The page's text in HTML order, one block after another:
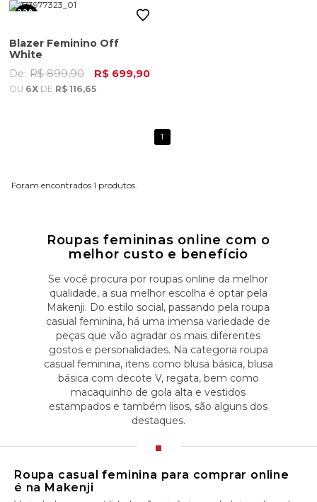
22%
Blazer Feminino Off
White
De: R$ 899,90 R$ 699,90
OU 6X DE R$ 116,65
1
1
Roupas femininas online com o
melhor custo e benefício
Se você procura por roupas online da melhor
qualidade, a sua melhor escolha é optar pela
Makenji. Do estilo social, passando pela roupa
casual feminina, há uma imensa variedade de
peças que vão agradar os mais diferentes
gostos e personalidades. Na categoria roupa
casual feminina, itens como blusa básica, blusa
básica com decote V, regata, bem como
macaquinho de gola alta e vestidos
estampados e também lisos, são alguns dos
destaques.
Roupa casual feminina para comprar online
é na Makenji